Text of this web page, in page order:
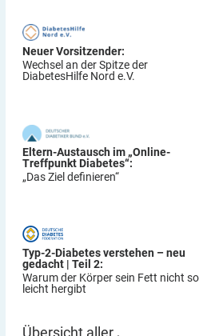
Neuer Vorsitzender:
Wechsel an der Spitze der
DiabetesHilfe Nord e.V.
Eltern-Austausch im „Online-
Treffpunkt Diabetes“:
„Das Ziel definieren“
Typ-2-Diabetes verstehen – neu
gedacht | Teil 2:
Warum der Körper sein Fett nicht so
leicht hergibt
Übersicht aller